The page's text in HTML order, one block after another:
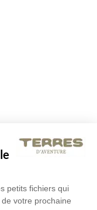
petits fichiers qui
votre prochaine